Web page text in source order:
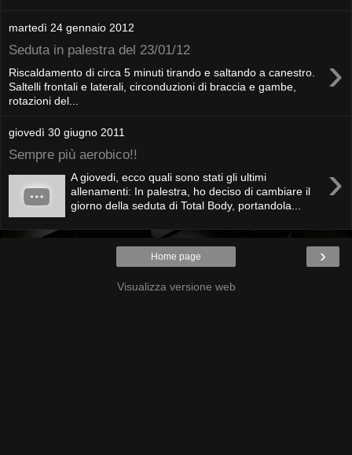
martedì 24 gennaio 2012
Seduta in palestra del 23/01/12 ›
Riscaldamento di circa 5 minuti tirando e saltando a canestro.
Saltelli frontali e laterali, circonduzioni di braccia e gambe,
rotazioni del...
giovedì 30 giugno 2011
Sempre più aerobico!!
›
A giovedi, ecco quali sono stati gli ultimi
allenamenti: In palestra, ho deciso di cambiare il
giorno della seduta di Total Body, portandola...
›
Home page
Visualizza versione web